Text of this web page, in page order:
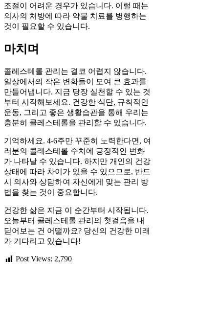
조절이 어려운 경우가 있습니다. 이럴 때는
의사의 처방에 따라 약물 치료를 병행하는
것이 필요할 수 있습니다.
마치며
콜레스테롤 관리는 결코 어렵지 않습니다.
일상에서의 작은 변화들이 모여 큰 효과를
만들어냅니다. 지금 당장 실천할 수 있는 것
부터 시작해보세요. 건강한 식단, 규칙적인
운동, 그리고 좋은 생활습관을 통해 우리는
충분히 콜레스테롤을 관리할 수 있습니다.
기억하세요. 4-6주만 꾸준히 노력한다면, 여
러분의 콜레스테롤 수치에 긍정적인 변화
가 나타날 수 있습니다. 하지만 개인의 건강
상태에 따라 차이가 있을 수 있으므로, 반드
시 의사와 상담하여 자신에게 맞는 관리 방
법을 찾는 것이 중요합니다.
건강한 삶은 지금 이 순간부터 시작됩니다.
오늘부터 콜레스테롤 관리의 첫걸음을 내
딛어보는 건 어떨까요? 당신의 건강한 미래
가 기다리고 있습니다!
Post Views: 2,790